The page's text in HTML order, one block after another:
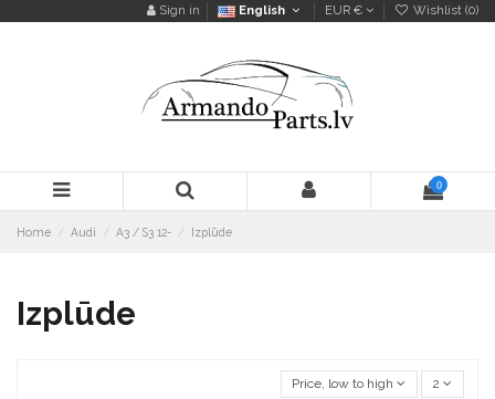
Sign in English EUR € Wishlist (0)
0
Home Audi A3 / S3 12- Izplūde
Izplūde
Price, low to high 2